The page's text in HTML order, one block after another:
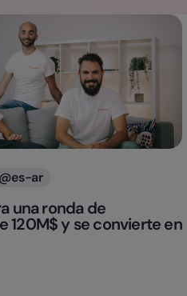
ar
una ronda de
120M$ y se convierte en